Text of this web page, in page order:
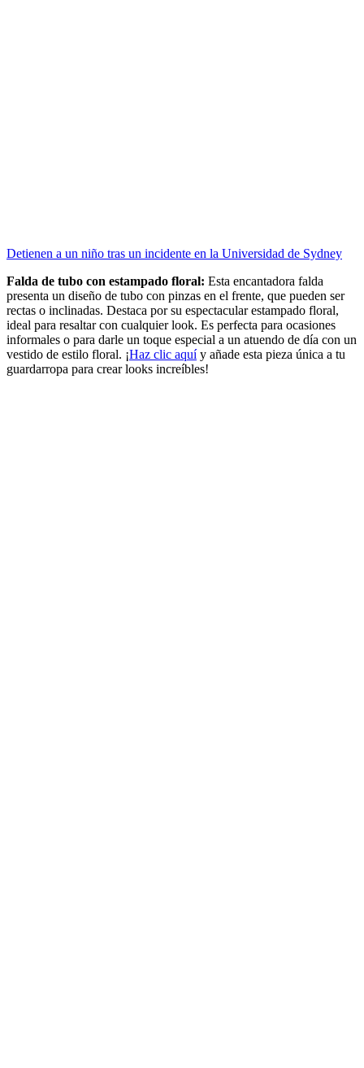
Detienen a un niño tras un incidente en la Universidad de Sydney
Falda de tubo con estampado floral: Esta encantadora falda
presenta un diseño de tubo con pinzas en el frente, que pueden ser
rectas o inclinadas. Destaca por su espectacular estampado floral,
ideal para resaltar con cualquier look. Es perfecta para ocasiones
informales o para darle un toque especial a un atuendo de día con un
vestido de estilo floral. ¡Haz clic aquíy añade esta pieza única a tu
guardarropa para crear looks increíbles!